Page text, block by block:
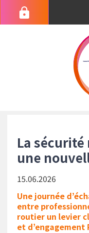
contenu
Menu
du
d'Ariane
La
une
15.06.2026
Une journée
entre
routier un levier
et d’engagement